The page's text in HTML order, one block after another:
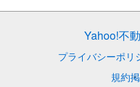
Yahoo!不
プライバシーポリ
規約